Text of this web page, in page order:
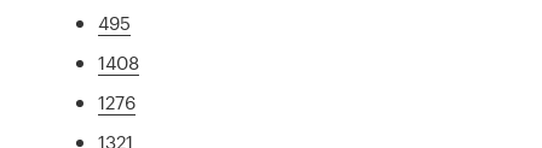
495
1408
1276
1321